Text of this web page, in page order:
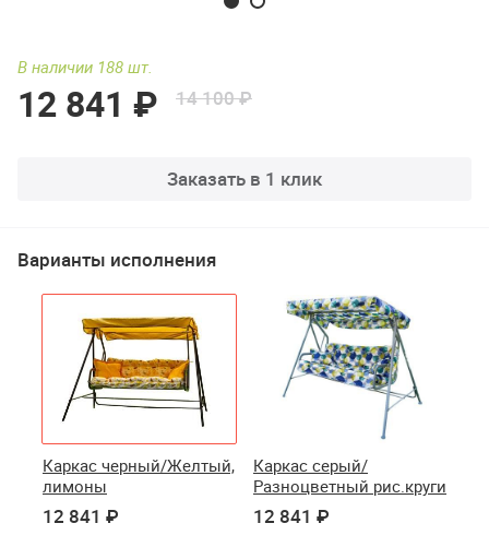
В наличии 188 шт.
12 841 ₽ 14 100 ₽
Заказать в 1 клик
Варианты исполнения
Каркас черный/Желтый,
лимоны
12 841 ₽
Каркас серый/
Разноцветный рис.круги
12 841 ₽